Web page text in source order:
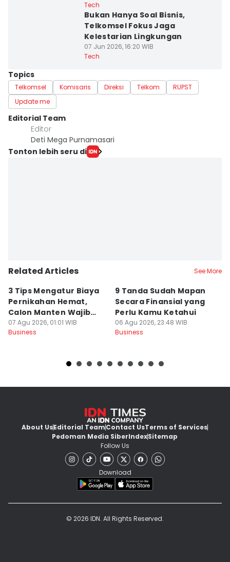
Tech
Bukan Hanya Soal Bisnis,
Telkomsel Fokus Jaga
Kelestarian Lingkungan
07 Jun 2026, 16:20 WIB
Tech
Topics
Telkomsel Komisaris Direksi Telkom
RUPST
Update me
Editorial Team
Editor
Deti Mega Purnamasari
Tonton lebih seru di
Related Articles See More
3 Tips Mengatur Biaya
Pernikahan Hemat,
Calon Manten Wajib
Nyimak!
07 Agu 2026, 01:01 WIB
Business
9 Tanda Sudah Mapan
Secara Finansial yang
Perlu Kamu Ketahui
06 Agu 2026, 23:48 WIB
Business
About UsEditorial TeamContact UsTerms of Services
Pedoman Media SiberIndexSitemap
Follow Us
Download
© 2026 IDN. All Rights Reserved.